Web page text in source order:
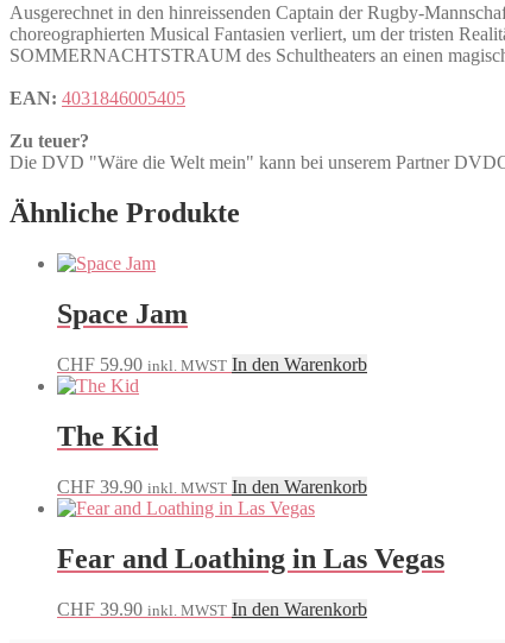
Ausgerechnet in den hinreissenden Captain der Rugby-
choreographierten Musical Fantasien verliert, um der tristen
SOMMERNACHTSTRAUM des Schultheaters an einen
EAN: 4031846005405
Zu teuer?
Die DVD "Wäre die Welt mein" kann bei unserem Partner
Ähnliche Produkte
Space Jam
CHF 59.90 inkl. MWST In den Warenkorb
The Kid
CHF 39.90 inkl. MWST In den Warenkorb
Fear and Loathing in Las Vegas
CHF 39.90 inkl. MWST In den Warenkorb